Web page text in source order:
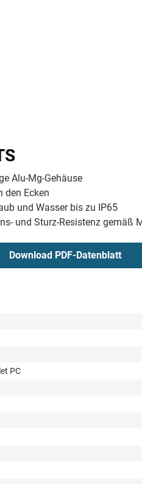
Alu-Mg-Gehäuse
den Ecken
und Wasser bis zu IP65
und Sturz-Resistenz gemäß
Download PDF-Datenblatt
PC